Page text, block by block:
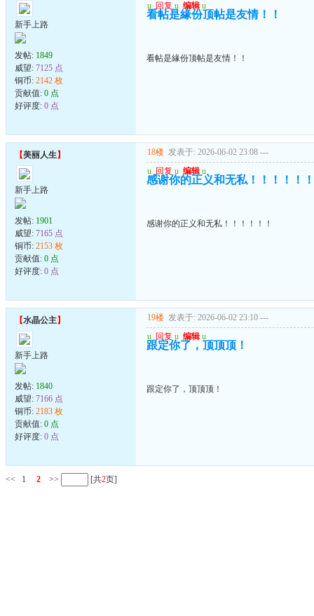
新手上路
发帖: 1849
威望: 7125 点
铜币: 2142 枚
贡献值: 0 点
好评度: 0 点
u 回复 u 编辑 u
看帖是緣份顶帖是友情！！
看帖是緣份顶帖是友情！！
【美丽人生】
新手上路
发帖: 1901
威望: 7165 点
铜币: 2153 枚
贡献值: 0 点
好评度: 0 点
18楼 发表于: 2026-06-02 23:08 ---
u 回复 u 编辑 u
感谢你的正义和无私！！！！！！
感谢你的正义和无私！！！！！！
【水晶公主】
新手上路
发帖: 1840
威望: 7166 点
铜币: 2183 枚
贡献值: 0 点
好评度: 0 点
19楼 发表于: 2026-06-02 23:10 ---
u 回复 u 编辑 u
跟定你了，顶顶顶！
跟定你了，顶顶顶！
<< 1 2 >> [共2页]